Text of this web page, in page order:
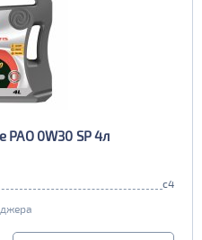
PAO 0W30 SP 4л
c4